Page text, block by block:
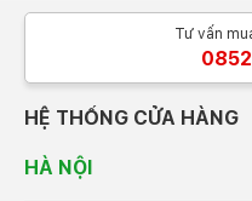
sắc nét, sống
Chiếc máy tính xách
không quá xuất sắc
Inspiron 14 7445 2 in 1
phân giải FHD+ (1920
hình ảnh, video hiển thị
Tư vấn
HỆ THỐNG CỬA HÀNG
HÀ NỘI